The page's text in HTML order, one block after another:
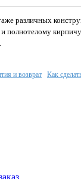
различных
полнотелому
и возврат Как